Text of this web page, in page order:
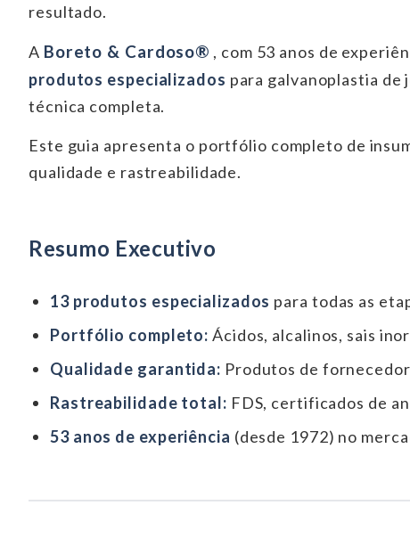
resultado.
A Boreto & Cardoso® , com 53 anos de
produtos especializados para galvanoplastia de
técnica completa.
Este guia apresenta o portfólio completo de
qualidade e rastreabilidade.
Resumo Executivo
13 produtos especializados para todas as
Portfólio completo: Ácidos, alcalinos, sais
Qualidade garantida: Produtos de
Rastreabilidade total: FDS, certificados de
53 anos de experiência (desde 1972) no